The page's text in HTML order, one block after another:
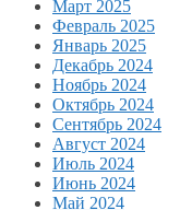
Март 2025
Февраль 2025
Январь 2025
Декабрь 2024
Ноябрь 2024
Октябрь 2024
Сентябрь 2024
Август 2024
Июль 2024
Июнь 2024
Май 2024